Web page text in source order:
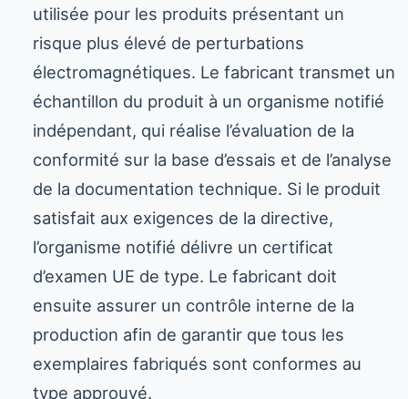
utilisée pour les produits présentant un
risque plus élevé de perturbations
électromagnétiques. Le fabricant transmet un
échantillon du produit à un organisme notifié
indépendant, qui réalise l’évaluation de la
conformité sur la base d’essais et de l’analyse
de la documentation technique. Si le produit
satisfait aux exigences de la directive,
l’organisme notifié délivre un certificat
d’examen UE de type. Le fabricant doit
ensuite assurer un contrôle interne de la
production afin de garantir que tous les
exemplaires fabriqués sont conformes au
type approuvé.